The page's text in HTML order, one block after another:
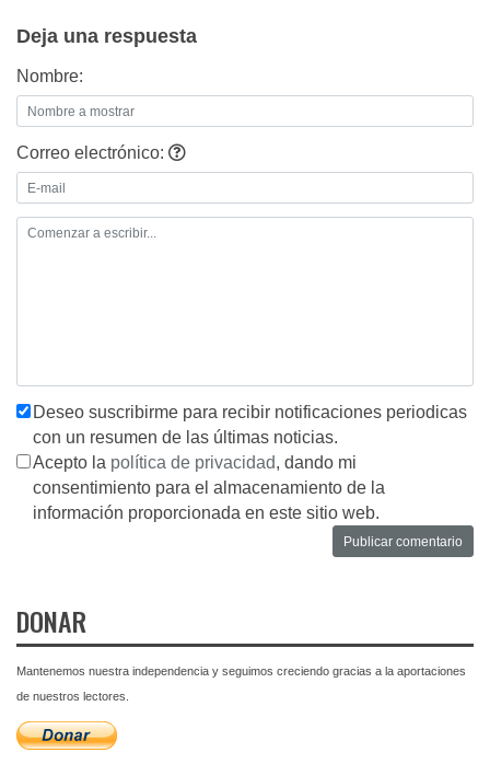
Deja una respuesta
Nombre:
Correo electrónico:
Deseo suscribirme para recibir notificaciones periodicas
con un resumen de las últimas noticias.
Acepto la política de privacidad, dando mi
consentimiento para el almacenamiento de la
información proporcionada en este sitio web.
DONAR
Mantenemos nuestra independencia y seguimos creciendo gracias a la aportaciones
de nuestros lectores.